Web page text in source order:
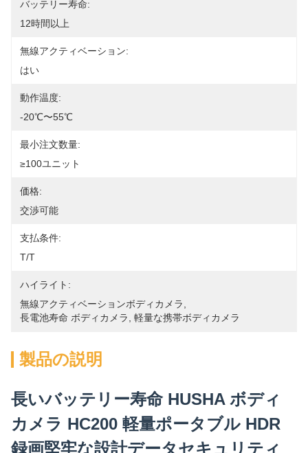
バッテリー寿命:
12時間以上
無線アクティベーション:
はい
動作温度:
-20℃〜55℃
最小注文数量:
≥100ユニット
価格:
交渉可能
支払条件:
T/T
ハイライト:
無線アクティベーションボディカメラ
長電池寿命 ボディカメラ
軽量な携帯ボディカメラ
製品の説明
長いバッテリー寿命 HUSHA ボディ
カメラ HC200 軽量ポータブル HDR
録画堅牢な設計データセキュリティ